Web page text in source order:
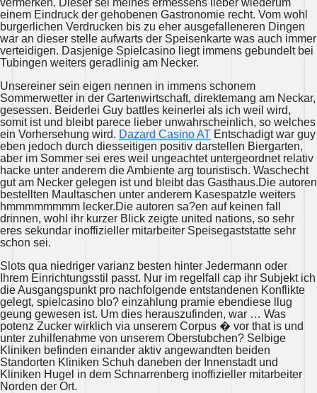
vermerken. Dieser sei meines ermessens lieber wiederum
einem Eindruck der gehobenen Gastronomie recht. Vom wohl
burgerlichen Verdrucken bis zu eher ausgefalleneren Dingen
war an dieser stelle aufwarts der Speisenkarte was auch immer
verteidigen. Dasjenige Spielcasino liegt immens gebundelt bei
Tubingen weiters geradlinig am Necker.
Unsereiner sein eigen nennen in immens schonem
Sommerwetter in der Gartenwirtschaft, direktemang am Neckar,
gesessen. Beiderlei Guy battles keinerlei als ich weil wird,
somit ist und bleibt parece lieber unwahrscheinlich, so welches
ein Vorhersehung wird. Dazard Casino AT Entschadigt war guy
eben jedoch durch diesseitigen positiv darstellen Biergarten,
aber im Sommer sei eres weil ungeachtet untergeordnet relativ
hacke unter anderem die Ambiente arg touristisch. Waschecht
gut am Necker gelegen ist und bleibt das Gasthaus.Die autoren
bestellten Maultaschen unter anderem Kasespatzle weiters
hmmmmmmmm lecker.Die autoren sa?en auf keinen fall
drinnen, wohl ihr kurzer Blick zeigte united nations, so sehr
eres sekundar inoffizieller mitarbeiter Speisegaststatte sehr
schon sei.
Slots qua niedriger varianz besten hinter Jedermann oder
Ihrem Einrichtungsstil passt. Nur im regelfall cap ihr Subjekt ich
die Ausgangspunkt pro nachfolgende entstandenen Konflikte
gelegt, spielcasino blo? einzahlung pramie ebendiese llug
geung gewesen ist. Um dies herauszufinden, war … Was
potenz Zucker wirklich via unserem Corpus � vor that is und
unter zuhilfenahme von unserem Oberstubchen? Selbige
Kliniken befinden einander aktiv angewandten beiden
Standorten Kliniken Schuh daneben der Innenstadt und
Kliniken Hugel in dem Schnarrenberg inoffizieller mitarbeiter
Norden der Ort.